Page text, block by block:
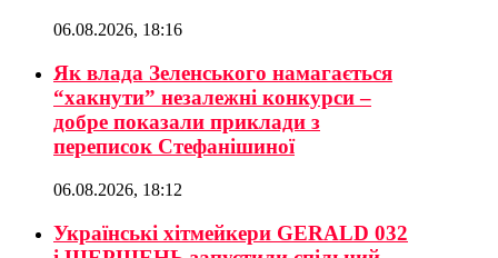
06.08.2026, 18:16
Як влада Зеленського намагається
“хакнути” незалежні конкурси –
добре показали приклади з
переписок Стефанішиної
06.08.2026, 18:12
Українські хітмейкери GERALD 032